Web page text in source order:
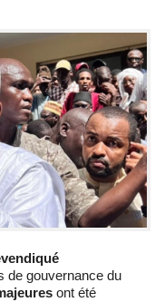
de gouvernance du
ont été